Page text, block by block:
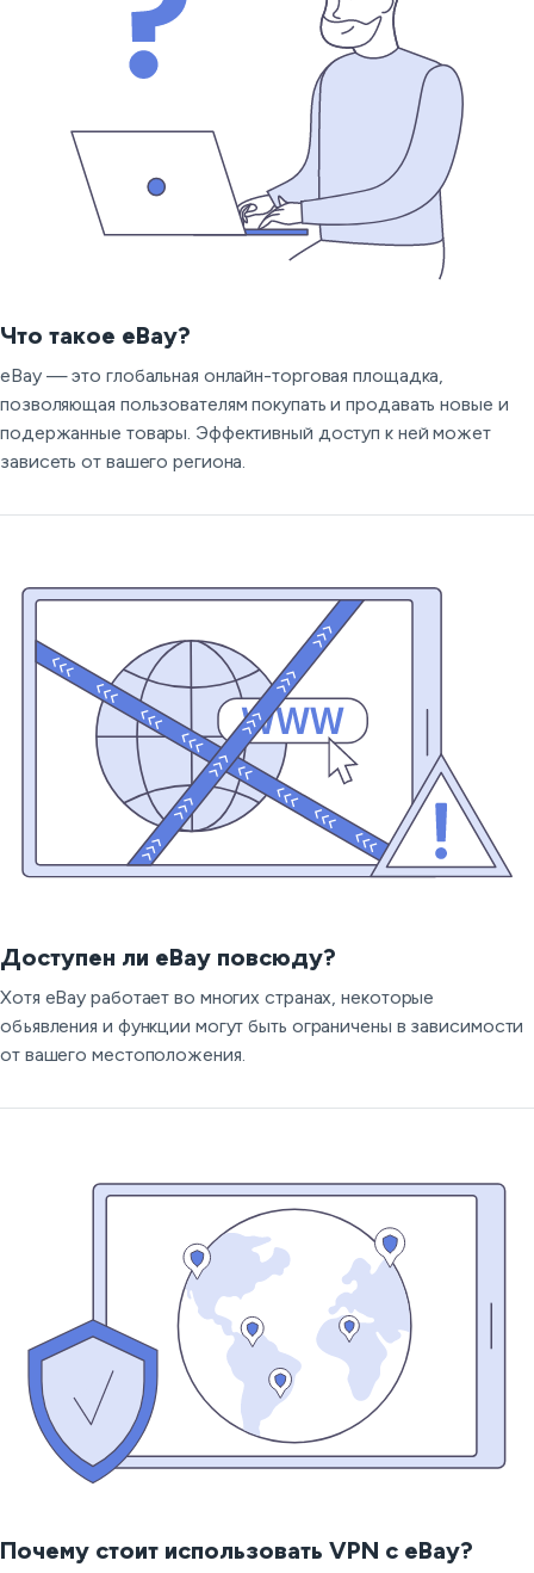
Что такое eBay?
eBay — это глобальная онлайн-торговая площадка,
позволяющая пользователям покупать и продавать новые и
подержанные товары. Эффективный доступ к ней может
зависеть от вашего региона.
Доступен ли eBay повсюду?
Хотя eBay работает во многих странах, некоторые
объявления и функции могут быть ограничены в зависимости
от вашего местоположения.
Почему стоит использовать VPN с eBay?